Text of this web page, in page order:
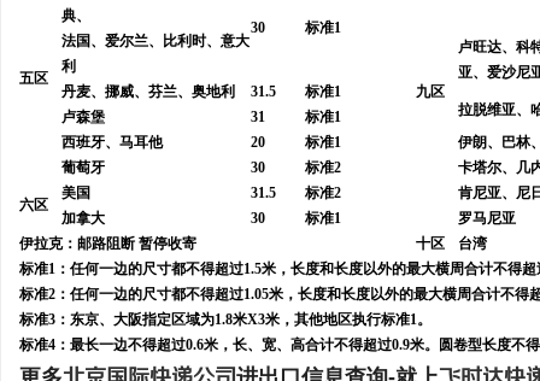
九区
五区
典、
30 标准1
法国、爱尔兰、比利时、意大
利
卢旺达、科
亚、爱沙尼
丹麦、挪威、芬兰、奥地利
31.5
标准1
拉脱维亚、
卢森堡 31
标准1
西班牙、马耳他
20 标准1
伊朗、巴林
葡萄牙
30 标准2 卡塔尔、几
六区
美国 31.5 标准2
肯尼亚、尼
罗马尼亚
加拿大 30
标准1
伊拉克：邮路阻断 暂停收寄
十区
台湾
标准1：任何一边的尺寸都不得超过1.5米，长度和长度以外的最大横周合计不得超
标准2：任何一边的尺寸都不得超过1.05米，长度和长度以外的最大横周合计不得
标准3：东京、大阪指定区域为1.8米X3米，其他地区执行标准1。
标准4：最长一边不得超过0.6米，长、宽、高合计不得超过0.9米。圆卷型长度不